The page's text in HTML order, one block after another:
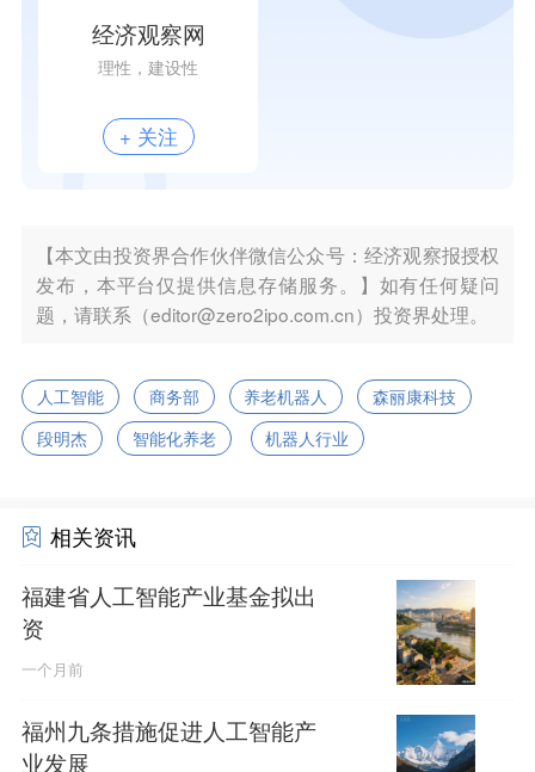
经济观察网
理性，建设性
+ 关注
【本文由投资界合作伙伴微信公众号：经济观察报授权
发布，本平台仅提供信息存储服务。】如有任何疑问
题，请联系（editor@zero2ipo.com.cn）投资界处理。
人工智能 商务部 养老机器人
森丽康科技
段明杰
智能化养老 机器人行业
相关资讯
福建省人工智能产业基金拟出
资
一个月前
福州九条措施促进人工智能产
业发展